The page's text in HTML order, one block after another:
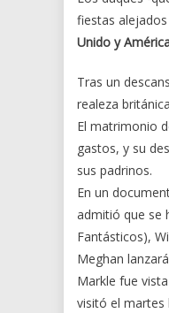
fiestas
Unido y
Tras un
realeza
El matrimonio
gastos, y su
sus padrinos.
En un
admitió que se
Fantásticos),
Meghan
Markle fue
visitó el martes